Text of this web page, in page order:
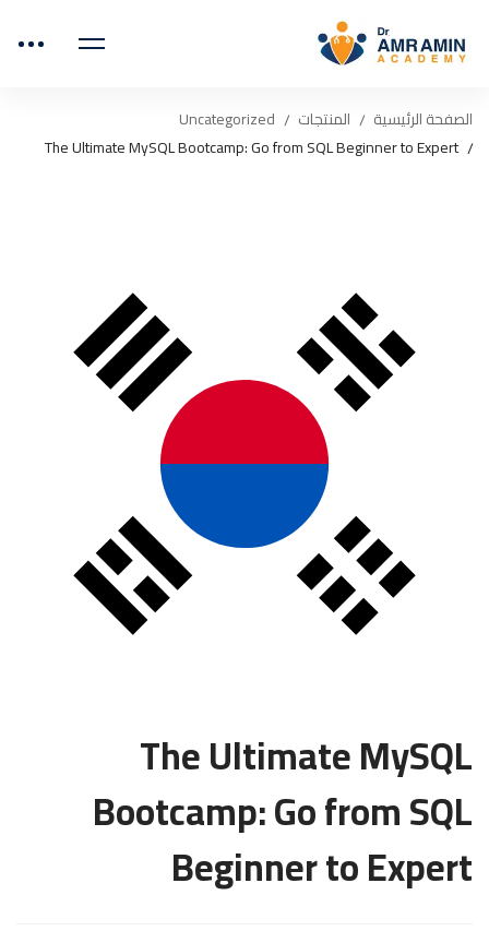
الصفحة الرئيسية المنتجات
Uncategorized
The Ultimate MySQL Bootcamp: Go from SQL Beginner to Expert
The Ultimate MySQL
Bootcamp: Go from SQL
Beginner to Expert